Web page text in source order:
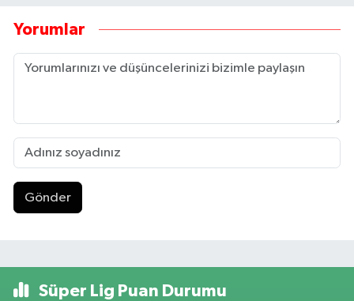
Yorumlar
Gönder
Süper Lig Puan Durumu